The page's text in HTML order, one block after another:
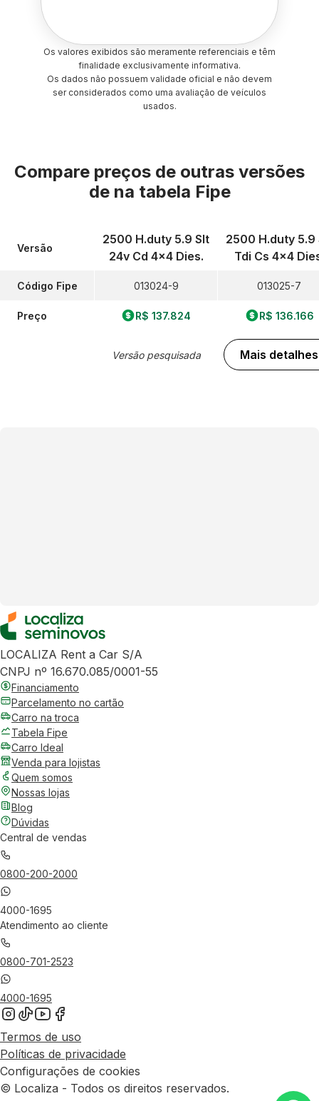
Os valores exibidos são meramente referenciais e têm
finalidade exclusivamente informativa.
Os dados não possuem validade oficial e não devem
ser considerados como uma avaliação de veículos
usados.
Compare preços de outras versões
de na tabela Fipe
Versão
Código Fipe
Preço
2500 H.duty 5.9 Slt
24v Cd 4x4 Dies.
013024-9
R$ 137.824
Versão pesquisada
2500 H.duty 5.9
Tdi Cs 4x4
013025-7
R$ 136.166
Mais detalhes
LOCALIZA Rent a Car S/A
CNPJ nº 16.670.085/0001-55
Financiamento
Parcelamento no cartão
Carro na troca
Tabela Fipe
Carro Ideal
Venda para lojistas
Quem somos
Nossas lojas
Blog
Dúvidas
Central de vendas
0800-200-2000
4000-1695
Atendimento ao cliente
0800-701-2523
4000-1695
Termos de uso
Políticas de privacidade
Configurações de cookies
© Localiza - Todos os direitos reservados.